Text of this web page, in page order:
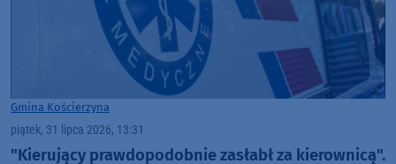
Gmina Kościerzyna
piątek, 31 lipca 2026, 13:31
"Kierujący prawdopodobnie zasłabł za kierownicą".